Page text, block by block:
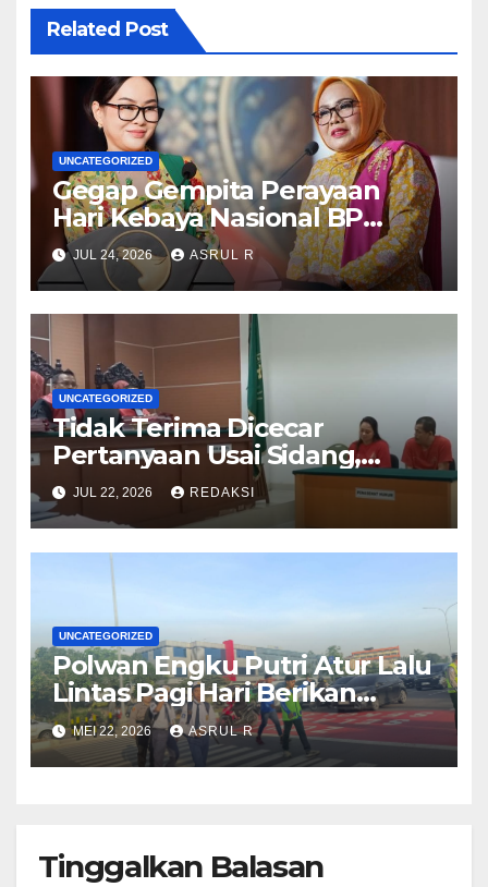
Related Post
UNCATEGORIZED
Gegap Gempita Perayaan
Hari Kebaya Nasional BP
Batam
JUL 24, 2026 ASRUL R
UNCATEGORIZED
Tidak Terima Dicecar
Pertanyaan Usai Sidang,
Terdakwa Kasus
Penggelapan Mobil di Batam
Diduga Rusak Handphone
Wartawati
JUL 22, 2026 REDAKSI
UNCATEGORIZED
Polwan Engku Putri Atur Lalu
Lintas Pagi Hari Berikan
kenyamaan Pelajar SDN 001
Sungai Panas
MEI 22, 2026 ASRUL R
Tinggalkan Balasan